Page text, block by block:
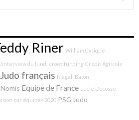
Riner William Cysique
du lundi crowdfunding Crédit Agricole
Judo français Magali Baton
Equipe de France Lucie Décosse
par équipes 2020 PSG Judo